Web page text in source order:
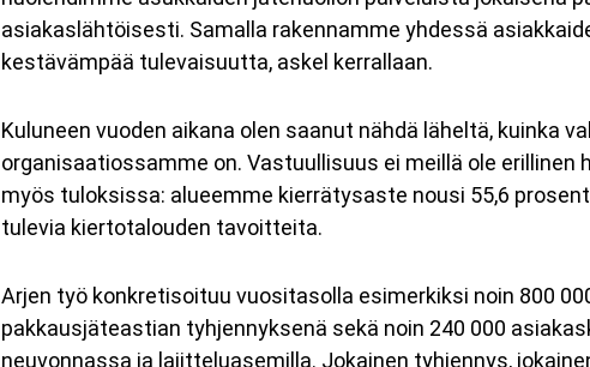
asiakaslähtöisesti. Samalla rakennamme yhdessä
kestävämpää tulevaisuutta, askel kerrallaan.
Kuluneen vuoden aikana olen saanut nähdä läheltä, kuinka
organisaatiossamme on. Vastuullisuus ei meillä ole erillinen
myös tuloksissa: alueemme kierrätysaste nousi 55,6
tulevia kiertotalouden tavoitteita.
Arjen työ konkretisoituu vuositasolla esimerkiksi noin 800
pakkausjäteastian tyhjennyksenä sekä noin 240 000
neuvonnassa ja lajitteluasemilla. Jokainen tyhjennys,